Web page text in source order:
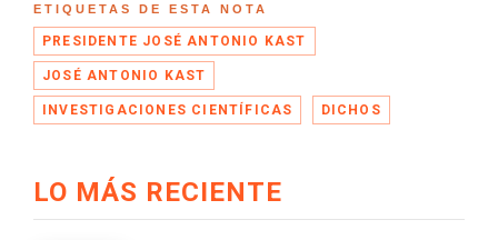
ETIQUETAS DE ESTA NOTA
PRESIDENTE JOSÉ ANTONIO KAST
JOSÉ ANTONIO KAST
INVESTIGACIONES CIENTÍFICAS DICHOS
LO MÁS RECIENTE